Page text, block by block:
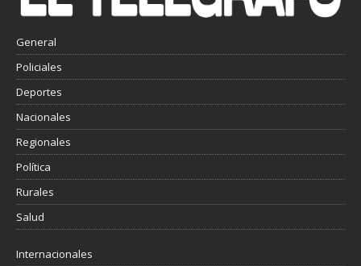
General
Policiales
Deportes
Nacionales
Regionales
Política
Rurales
Salud
Internacionales